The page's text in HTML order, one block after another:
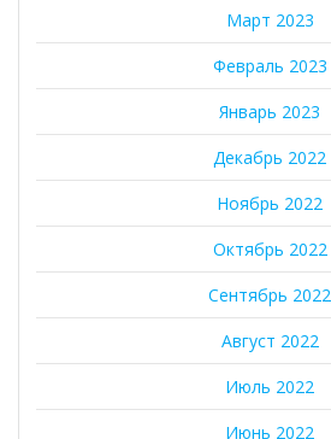
Март 2023
Февраль 2023
Январь 2023
Декабрь 2022
Ноябрь 2022
Октябрь 2022
Сентябрь 2022
Август 2022
Июль 2022
Июнь 2022